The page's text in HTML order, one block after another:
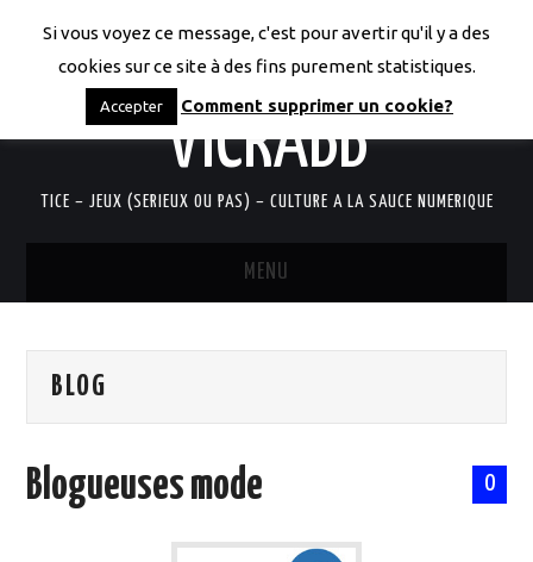
LES CODICES DE
VICRABB
TICE – JEUX (SERIEUX OU PAS) – CULTURE A LA SAUCE NUMERIQUE
MENU
QUI SUIS-JE?
DOCUMENTS
BLOG
0
Blogueuses mode
Si vous voyez ce message, c'est pour avertir qu'il y a des
cookies sur ce site à des fins purement statistiques.
Accepter Comment supprimer un cookie?